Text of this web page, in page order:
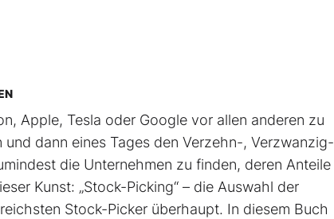
Apple, Tesla oder Google vor allen anderen zu
dann eines Tages den Verzehn-, Verzwanzig-
die Unternehmen zu finden, deren Anteile
Kunst: „Stock-Picking“ – die Auswahl der
Stock-Picker überhaupt. In diesem Buch